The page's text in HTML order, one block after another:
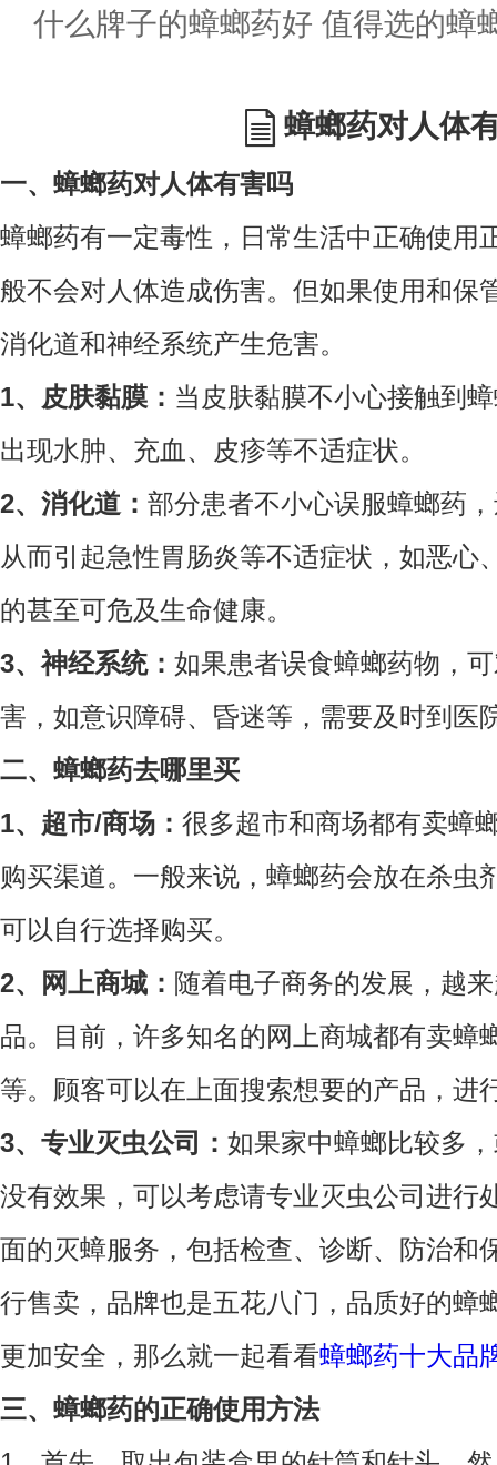
什么牌子的蟑螂药好 值得选的蟑
蟑螂药对人体
一、蟑螂药对人体有害吗
蟑螂药有一定毒性，日常生活中正确使用
般不会对人体造成伤害。但如果使用和保
消化道和神经系统产生危害。
1、皮肤黏膜： 当皮肤黏膜不小心接触到
出现水肿、充血、皮疹等不适症状。
2、消化道： 部分患者不小心误服蟑螂药
从而引起急性胃肠炎等不适症状，如恶心
的甚至可危及生命健康。
3、神经系统： 如果患者误食蟑螂药物，
害，如意识障碍、昏迷等，需要及时到医
二、蟑螂药去哪里买
1、超市/商场： 很多超市和商场都有卖蟑
购买渠道。一般来说，蟑螂药会放在杀虫
可以自行选择购买。
2、网上商城： 随着电子商务的发展，越
品。目前，许多知名的网上商城都有卖蟑
等。顾客可以在上面搜索想要的产品，进
3、专业灭虫公司： 如果家中蟑螂比较多
没有效果，可以考虑请专业灭虫公司进行
面的灭蟑服务，包括检查、诊断、防治和
行售卖，品牌也是五花八门，品质好的蟑
更加安全，那么就一起看看蟑螂药十大品
三、蟑螂药的正确使用方法